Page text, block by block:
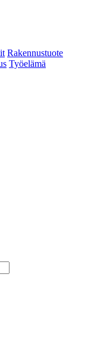
Rakennustuote
Työelämä